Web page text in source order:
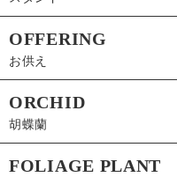
OFFERING
お供え
ORCHID
胡蝶蘭
FOLIAGE PLANT